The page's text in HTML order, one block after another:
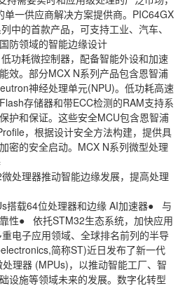
一供应商解决方案提供商。PIC64GX
中的首款产品，可支持工业、汽车、
防领域的智能边缘设计
耗微控制器，配备智能外设和加速
效。部分MCX N系列产品包含恩智浦
神经处理单元(NPU)。低功耗高速
存储器和带ECC检测的RAM支持系
护和保证。这些安全MCU包含恩智浦
，根据设计安全方法构建，提供具
密的安全启动。MCX N系列微型处理
理器推动智能边缘发展，提高处理
载64位处理器和边缘 AI加速器● 与
性● 依托STM32生态系统，加快应用
电子应用领域、全球排名前列的半导
简称ST)近日发布了新一代
理器 (MPUs)，以推动智能工厂、智
设施等领域未来的发展。数字化转型